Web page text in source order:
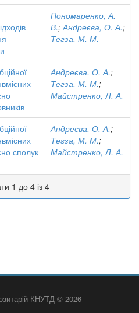
Пономаренко, А.
В.;Андреєва, О. А.;
Тегза, М. М.
Андреєва, О. А.;
Тегза, М. М.;
Майстренко, Л. А.
сполук
Андреєва, О. А.;
Тегза, М. М.;
Майстренко, Л. А.
1 до 4 із 4
КНУТД © 2026